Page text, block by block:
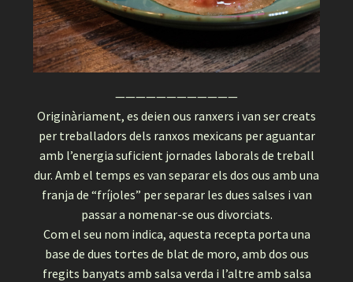
————————————
Originàriament, es deien ous ranxers i van ser creats
per treballadors dels ranxos mexicans per aguantar
amb l’energia suficient jornades laborals de treball
dur. Amb el temps es van separar els dos ous amb una
franja de “fríjoles” per separar les dues salses i van
passar a nomenar-se ous divorciats.
Com el seu nom indica, aquesta recepta porta una
base de dues tortes de blat de moro, amb dos ous
fregits banyats amb salsa verda i l’altre amb salsa